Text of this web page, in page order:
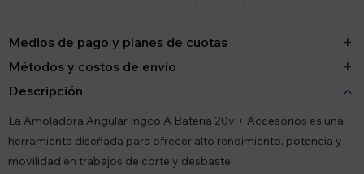
Medios de pago y planes de cuotas
Métodos y costos de envío
Descripción
La Amoladora Angular Ingco A Bateria 20v + Accesorios es una
herramienta diseñada para ofrecer alto rendimiento, potencia y
movilidad en trabajos de corte y desbaste